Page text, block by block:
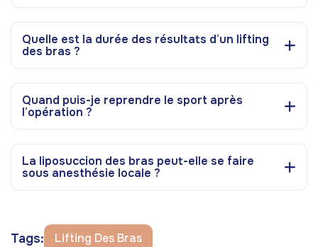
Quelle est la durée des résultats d’un lifting
des bras ?
Quand puis-je reprendre le sport après
l’opération ?
La liposuccion des bras peut-elle se faire
sous anesthésie locale ?
Tags:
Lifting Des Bras